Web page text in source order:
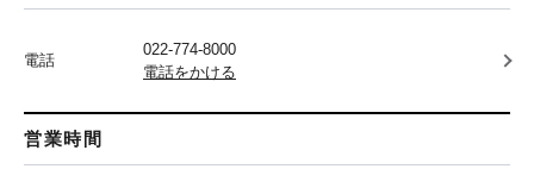
電話
022-774-8000
電話をかける
営業時間